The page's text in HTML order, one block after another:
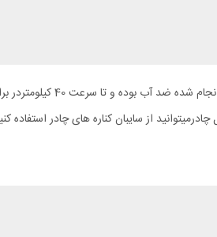
شما برای کمپ کردن قطعا به اولین وسیله ای که نیاز
از سایبان کناره های چادر